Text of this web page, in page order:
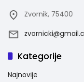
Zvornik, 75400
Kategorije
Najnovije